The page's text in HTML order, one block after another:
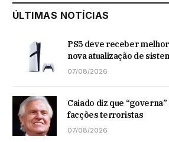
ÚLTIMAS NOTÍCIAS
PS5 deve receber
nova atualização de
07/08/2026
Caiado diz que
facções terroristas
07/08/2026